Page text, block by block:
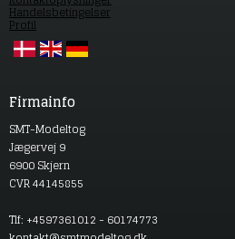
Handelsbetingelser
Profil
Firmainfo
SMT-Modeltog
Jægervej 9
6900 Skjern
CVR 44145855
Tlf: +4597361012 - 60174773